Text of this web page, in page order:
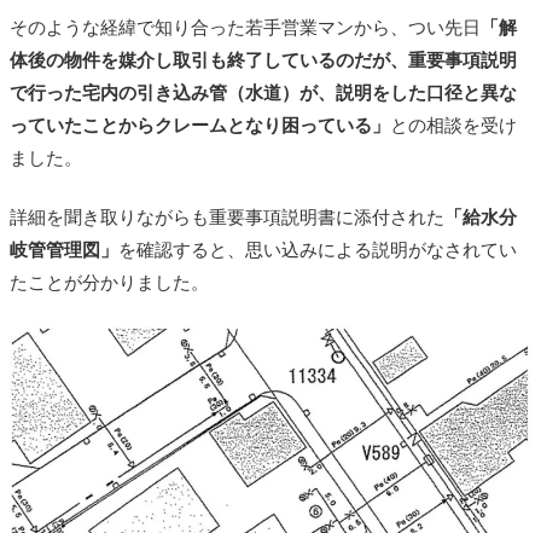
そのような経緯で知り合った若手営業マンから、つい先日
「解
体後の物件を媒介し取引も終了しているのだが、重要事項説明
で行った宅内の引き込み管（水道）が、説明をした口径と異な
っていたことからクレームとなり困っている」
との相談を受け
ました。
詳細を聞き取りながらも重要事項説明書に添付された
「給水分
岐管管理図」
を確認すると、思い込みによる説明がなされてい
たことが分かりました。